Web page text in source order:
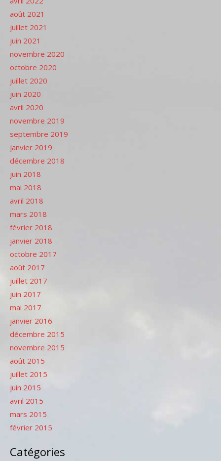
août 2021
juillet 2021
juin 2021
novembre 2020
octobre 2020
juillet 2020
juin 2020
avril 2020
novembre 2019
septembre 2019
janvier 2019
décembre 2018
juin 2018
mai 2018
avril 2018
mars 2018
février 2018
janvier 2018
octobre 2017
août 2017
juillet 2017
juin 2017
mai 2017
janvier 2016
décembre 2015
novembre 2015
août 2015
juillet 2015
juin 2015
avril 2015
mars 2015
février 2015
Catégories